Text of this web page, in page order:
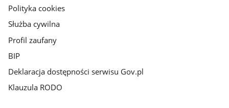
Polityka cookies
Służba cywilna
Profil zaufany
BIP
Deklaracja dostępności serwisu Gov.pl
Klauzula RODO